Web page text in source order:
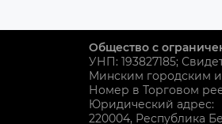
Общество с
УНП: 193827185;
Минским городским
Номер в Торговом
Юридический адрес:
220004, Республика